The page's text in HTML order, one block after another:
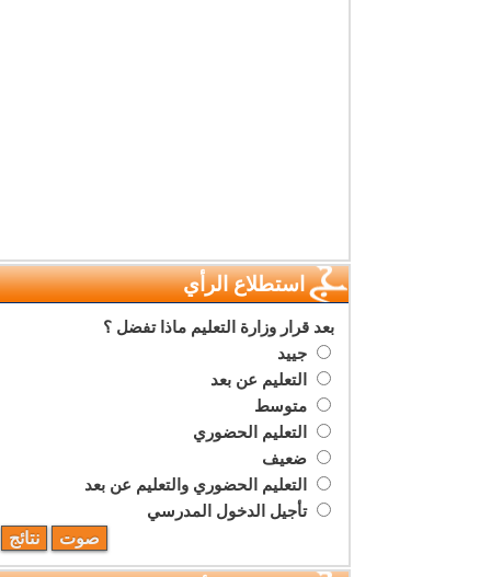
استطلاع الرأي
بعد قرار وزارة التعليم ماذا تفضل ؟
جييد
التعليم عن بعد
متوسط
التعليم الحضوري
ضعيف
التعليم الحضوري والتعليم عن بعد
تأجيل الدخول المدرسي